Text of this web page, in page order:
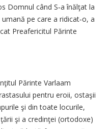
Domnul când S‑a înălţat la
pe care a ridicat‑o, a
Preafericitul Părinte
Părinte Varlaam
pentru eroii, ostaşii
şi din toate locurile,
şi a credinţei (ortodoxe)